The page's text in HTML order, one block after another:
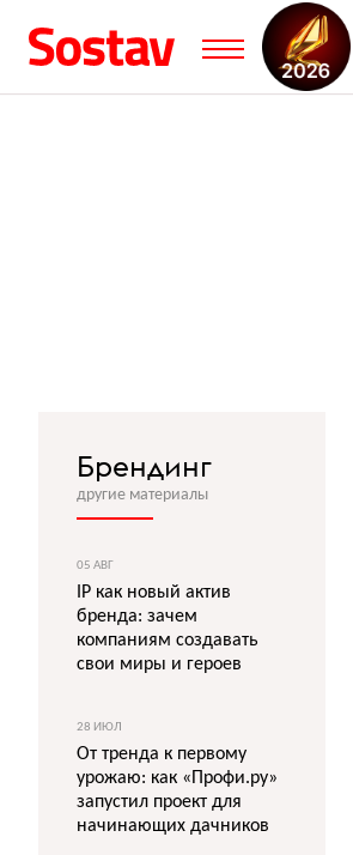
Брендинг
другие материалы
05 АВГ
IP как новый актив
бренда: зачем
компаниям создавать
свои миры и героев
28 ИЮЛ
От тренда к первому
урожаю: как «Профи.ру»
запустил проект для
начинающих дачников